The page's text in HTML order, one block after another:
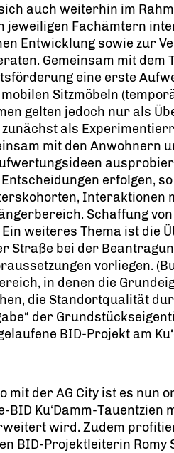
auch weiterhin im
jeweiligen Fachämtern
Entwicklung sowie zur
Gemeinsam mit dem
eine erste
Sitzmöbeln
gelten jedoch nur als
als
mit den Anwohnern
erfolgen,
Interaktionen
Schaffung von
weiteres Thema ist die
bei der
vorliegen.
in denen die
die Standortqualität
der
BID-Projekt am
mit der AG City ist es nun
Ku‘Damm-Tauentzien
wird. Zudem
BID-Projektleiterin Romy